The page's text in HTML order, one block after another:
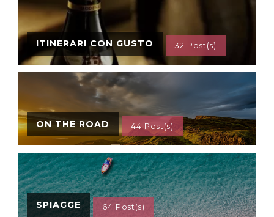
ITINERARI CON GUSTO 32 Post(s)
ON THE ROAD 44 Post(s)
SPIAGGE 64 Post(s)